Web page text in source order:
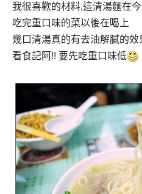
我很喜歡的材料,這清湯麵在
吃完重口味的菜以後在喝上
幾口清湯真的有去油解膩的
看食記阿!! 要先吃重口味低